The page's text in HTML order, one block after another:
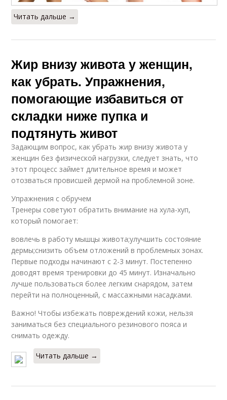
Читать дальше →
Жир внизу живота у женщин,
как убрать. Упражнения,
помогающие избавиться от
складки ниже пупка и
подтянуть живот
Задающим вопрос, как убрать жир внизу живота у
женщин без физической нагрузки, следует знать, что
этот процесс займет длительное время и может
отозваться провисшей дермой на проблемной зоне.
Упражнения с обручем
Тренеры советуют обратить внимание на хула-хуп,
который помогает:
вовлечь в работу мышцы живота;улучшить состояние
дермы;снизить объем отложений в проблемных зонах.
Первые подходы начинают с 2-3 минут. Постепенно
доводят время тренировки до 45 минут. Изначально
лучше пользоваться более легким снарядом, затем
перейти на полноценный, с массажными насадками.
Важно! Чтобы избежать повреждений кожи, нельзя
заниматься без специального резинового пояса и
снимать одежду.
Читать дальше →